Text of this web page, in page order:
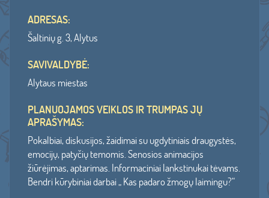
ADRESAS:
Šaltinių g. 3, Alytus
SAVIVALDYBĖ:
Alytaus miestas
PLANUOJAMOS VEIKLOS IR TRUMPAS JŲ
APRAŠYMAS:
Pokalbiai, diskusijos, žaidimai su ugdytiniais draugystės,
emocijų, patyčių temomis. Senosios animacijos
žiūrėjimas, aptarimas. Informaciniai lankstinukai tėvams.
Bendri kūrybiniai darbai „ Kas padaro žmogų laimingu?“